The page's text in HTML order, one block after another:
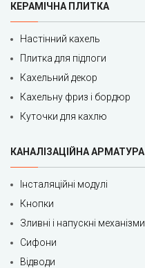
КЕРАМІЧНА ПЛИТКА
Настінний кахель
Плитка для підлоги
Кахельний декор
Кахельну фриз і бордюр
Куточки для кахлю
КАНАЛІЗАЦІЙНА АРМАТУРА
Інсталяційні модулі
Кнопки
Зливні і напускні механізми
Сифони
Відводи